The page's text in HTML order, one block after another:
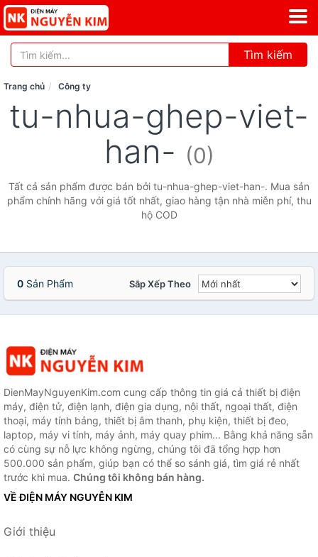
Tìm kiếm
Trang chủ Công ty
tu-nhua-ghep-viet-
han- (0)
Tất cả sản phẩm được bán bởi tu-nhua-ghep-viet-han-. Mua sản
phẩm chính hãng với giá tốt nhất, giao hàng tận nhà miễn phí, thu
hộ COD
0 Sản Phẩm Sắp Xếp Theo
DienMayNguyenKim.com cung cấp thông tin giá cả thiết bị điện
máy, điện tử, điện lạnh, điện gia dụng, nội thất, ngoại thất, điện
thoại, máy tính bảng, thiết bị âm thanh, phụ kiện, thiết bị đeo,
laptop, máy vi tính, máy ảnh, máy quay phim... Bằng khả năng sẵn
có cùng sự nỗ lực không ngừng, chúng tôi đã tổng hợp hơn
500.000 sản phẩm, giúp bạn có thể so sánh giá, tìm giá rẻ nhất
trước khi mua. Chúng tôi không bán hàng.
VỀ ĐIỆN MÁY NGUYỄN KIM
Giới thiệu